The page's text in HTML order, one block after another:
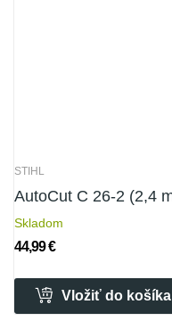
STIHL
Skladom
44,99 €
Vložiť do košíka